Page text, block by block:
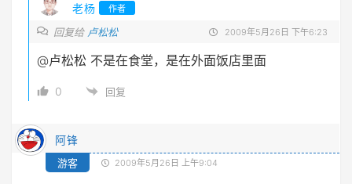
老杨 作者
回复给 卢松松 2009年5月26日 下午6:23
@卢松松 不是在食堂，是在外面饭店里面
0 回复
阿锋
游客 2009年5月26日 上午9:04